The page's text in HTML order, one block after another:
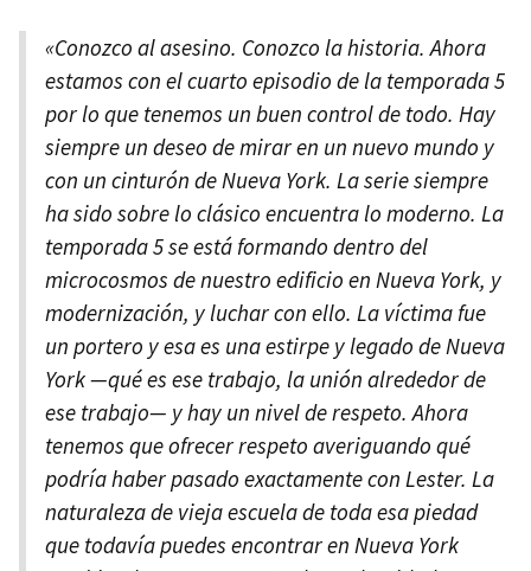
«Conozco al asesino. Conozco la historia. Ahora
estamos con el cuarto episodio de la temporada 5
por lo que tenemos un buen control de todo. Hay
siempre un deseo de mirar en un nuevo mundo y
con un cinturón de Nueva York. La serie siempre
ha sido sobre lo clásico encuentra lo moderno. La
temporada 5 se está formando dentro del
microcosmos de nuestro edificio en Nueva York, y
modernización, y luchar con ello. La víctima fue
un portero y esa es una estirpe y legado de Nueva
York —qué es ese trabajo, la unión alrededor de
ese trabajo— y hay un nivel de respeto. Ahora
tenemos que ofrecer respeto averiguando qué
podría haber pasado exactamente con Lester. La
naturaleza de vieja escuela de toda esa piedad
que todavía puedes encontrar en Nueva York